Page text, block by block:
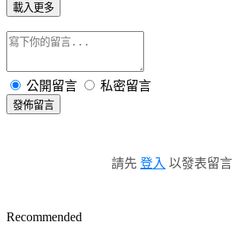
載入更多
公開留言 私密留言
發佈留言
請先 登入 以發表留言
Recommended